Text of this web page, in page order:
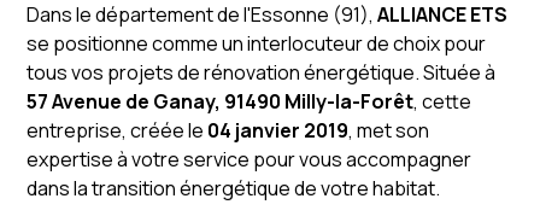
Dans le département de l'Essonne (91),ALLIANCE ETS
se positionne comme un interlocuteur de choix pour
tous vos projets de rénovation énergétique. Située à
57 Avenue de Ganay, 91490 Milly-la-Forêt, cette
entreprise, créée le 04 janvier 2019, met son
expertise à votre service pour vous accompagner
dans la transition énergétique de votre habitat.